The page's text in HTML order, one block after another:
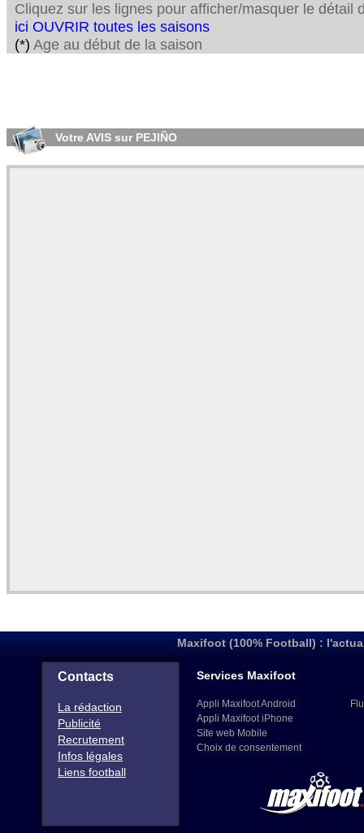
Cliquez sur les lignes pour afficher/masquer le détail
ici OUVRIR toutes les saisons
(*) Age au début de la saison
Votre AVIS sur PEJIÑO
Maxifoot (100% Football) :
Contacts
La rédaction
Publicité
Recrutement
Infos légales
Liens football
Services Maxifoot
Appli Maxifoot Android
Appli Maxifoot iPhone
Site web Mobile
Choix de consentement